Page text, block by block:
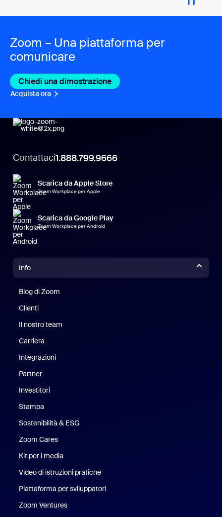
Zoom – Una piattaforma per
comunicare
Chiedi una dimostrazione
Acquista ora
Contattaci1.888.799.9666
Scarica da Apple Store
Zoom Workplace per Apple
Scarica da Google Play
Zoom Workplace per Android
Info
Blog di Zoom
Clienti
Il nostro team
Carriera
Integrazioni
Partner
Investitori
Stampa
Sostenibilità & ESG
Zoom Cares
Kit per i media
Video di istruzioni pratiche
Piattaforma per sviluppatori
Zoom Ventures